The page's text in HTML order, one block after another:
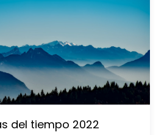
del tiempo 2022